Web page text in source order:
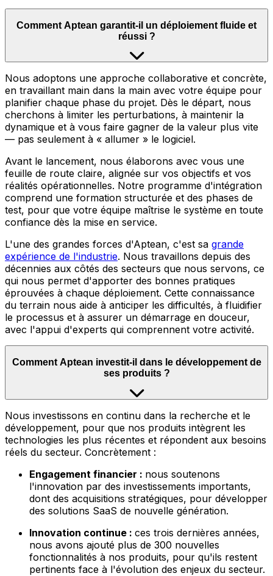
Comment Aptean garantit-il un déploiement fluide et
réussi ?
Nous adoptons une approche collaborative et concrète,
en travaillant main dans la main avec votre équipe pour
planifier chaque phase du projet. Dès le départ, nous
cherchons à limiter les perturbations, à maintenir la
dynamique et à vous faire gagner de la valeur plus vite
— pas seulement à « allumer » le logiciel.
Avant le lancement, nous élaborons avec vous une
feuille de route claire, alignée sur vos objectifs et vos
réalités opérationnelles. Notre programme d'intégration
comprend une formation structurée et des phases de
test, pour que votre équipe maîtrise le système en toute
confiance dès la mise en service.
L'une des grandes forces d'Aptean, c'est sa grande
expérience de l'industrie. Nous travaillons depuis des
décennies aux côtés des secteurs que nous servons, ce
qui nous permet d'apporter des bonnes pratiques
éprouvées à chaque déploiement. Cette connaissance
du terrain nous aide à anticiper les difficultés, à fluidifier
le processus et à assurer un démarrage en douceur,
avec l'appui d'experts qui comprennent votre activité.
Comment Aptean investit-il dans le développement de
ses produits ?
Nous investissons en continu dans la recherche et le
développement, pour que nos produits intègrent les
technologies les plus récentes et répondent aux besoins
réels du secteur. Concrètement :
Engagement financier : nous soutenons
l'innovation par des investissements importants,
dont des acquisitions stratégiques, pour développer
des solutions SaaS de nouvelle génération.
Innovation continue : ces trois dernières années,
nous avons ajouté plus de 300 nouvelles
fonctionnalités à nos produits, pour qu'ils restent
pertinents face à l'évolution des enjeux du secteur.